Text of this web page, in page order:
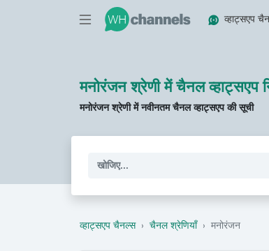
व्हाट्सएप
मनोरंजन श्रेणी में चैनल व्हाट्सएप
मनोरंजन श्रेणी में नवीनतम चैनल व्हाट्सएप की सूची
व्हाट्सएप चैनल्स › चैनल श्रेणियाँ › मनोरंजन